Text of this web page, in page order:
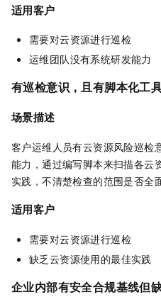
适用客户
需要对云资源进行巡检
运维团队没有系统研发能力
有巡检意识，且有脚本化工
场景描述
客户运维人员有云资源风险巡检
能力，通过编写脚本来扫描各云
实践，不清楚检查的范围是否全面
适用客户
需要对云资源进行巡检
缺乏云资源使用的最佳实践
企业内部有安全合规基线但